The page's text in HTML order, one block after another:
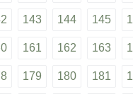
143 144 145
161 162 163
179 180 181